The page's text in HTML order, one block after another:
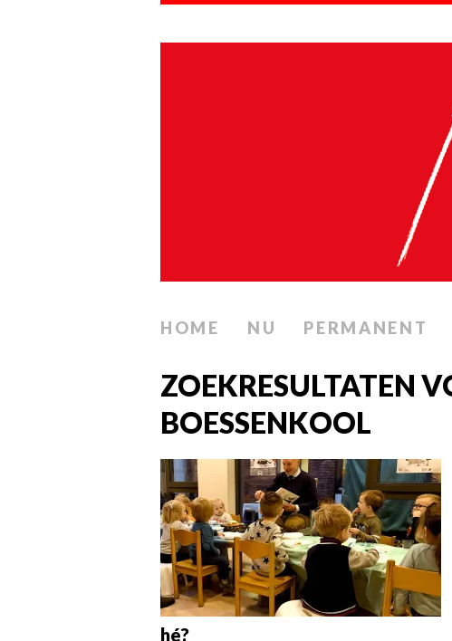
HOME NU PERMANENT
ZOEKRESULTATEN
BOESSENKOOL
hé?